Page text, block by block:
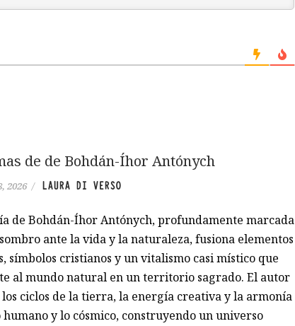
de de Bohdán-Íhor Antónych
2026 / LAURA DI VERSO
de Bohdán-Íhor Antónych, profundamente marcada
ante la vida y la naturaleza, fusiona elementos
símbolos cristianos y un vitalismo casi místico que
al mundo natural en un territorio sagrado. El autor
ciclos de la tierra, la energía creativa y la armonía
y lo cósmico, construyendo un universo